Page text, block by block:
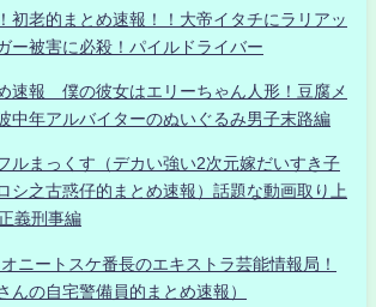
初老的まとめ速報！！大帝イタチにラリアッ
ー被害に必殺！パイルドライバー
速報 僕の彼女はエリーちゃん人形！豆腐メ
中年アルバイターのぬいぐるみ男子末路編
ルまっくす（デカい強い2次元嫁だいすき子
シ之古惑仔的まとめ速報）話題な動画取り上
義刑事編
ニートスケ番長のエキストラ芸能情報局！
んの自宅警備員的まとめ速報）